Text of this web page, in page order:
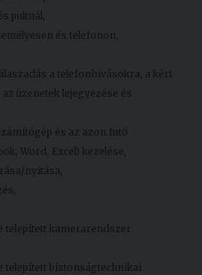
pultnál,
és telefonon,
a telefonhívásokra, a kért
üzenetek lejegyezése és
és az azon futó
Word, Excel) kezelése,
nyitása,
telepített kamerarendszer
telepített biztonságtechnikai